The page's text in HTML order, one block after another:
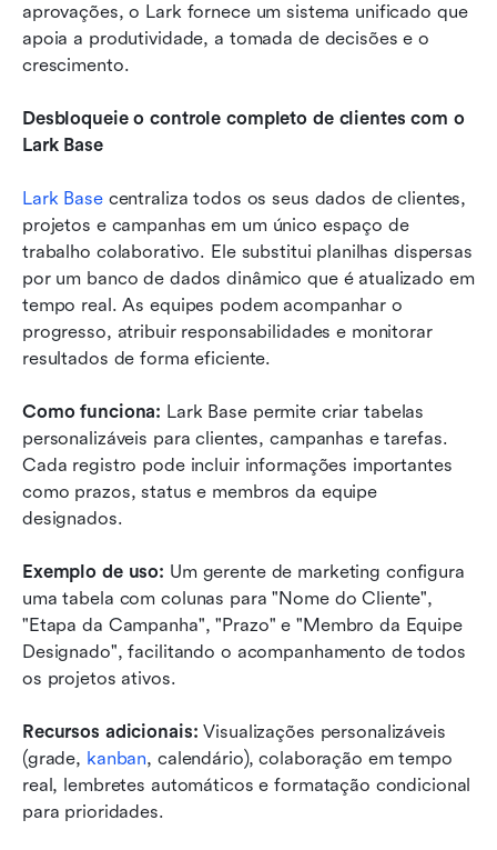
aprovações, o Lark fornece um sistema unificado que
apoia a produtividade, a tomada de decisões e o
crescimento.
Desbloqueie o controle completo de clientes com o
Lark Base
Lark Base centraliza todos os seus dados de clientes,
projetos e campanhas em um único espaço de
trabalho colaborativo. Ele substitui planilhas dispersas
por um banco de dados dinâmico que é atualizado em
tempo real. As equipes podem acompanhar o
progresso, atribuir responsabilidades e monitorar
resultados de forma eficiente.
Como funciona: Lark Base permite criar tabelas
personalizáveis para clientes, campanhas e tarefas.
Cada registro pode incluir informações importantes
como prazos, status e membros da equipe
designados.
Exemplo de uso: Um gerente de marketing configura
uma tabela com colunas para "Nome do Cliente",
"Etapa da Campanha", "Prazo" e "Membro da Equipe
Designado", facilitando o acompanhamento de todos
os projetos ativos.
Recursos adicionais: Visualizações personalizáveis
(grade, kanban, calendário), colaboração em tempo
real, lembretes automáticos e formatação condicional
para prioridades.